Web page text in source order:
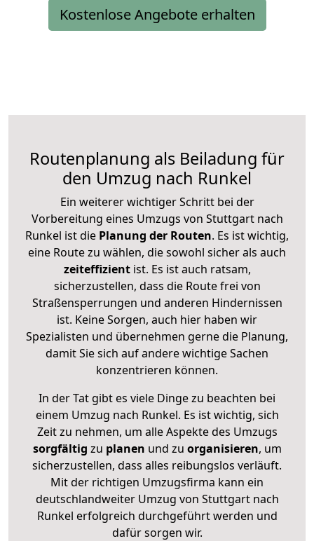
Kostenlose Angebote erhalten
Routenplanung als Beiladung für
den Umzug nach Runkel
Ein weiterer wichtiger Schritt bei der
Vorbereitung eines Umzugs von Stuttgart nach
Runkel ist die Planung der Routen. Es ist wichtig,
eine Route zu wählen, die sowohl sicher als auch
zeiteffizientist. Es ist auch ratsam,
sicherzustellen, dass die Route frei von
Straßensperrungen und anderen Hindernissen
ist. Keine Sorgen, auch hier haben wir
Spezialisten und übernehmen gerne die Planung,
damit Sie sich auf andere wichtige Sachen
konzentrieren können.
In der Tat gibt es viele Dinge zu beachten bei
einem Umzug nach Runkel. Es ist wichtig, sich
Zeit zu nehmen, um alle Aspekte des Umzugs
sorgfältig zu planen und zu organisieren, um
sicherzustellen, dass alles reibungslos verläuft.
Mit der richtigen Umzugsfirma kann ein
deutschlandweiter Umzug von Stuttgart nach
Runkel erfolgreich durchgeführt werden und
dafür sorgen wir.